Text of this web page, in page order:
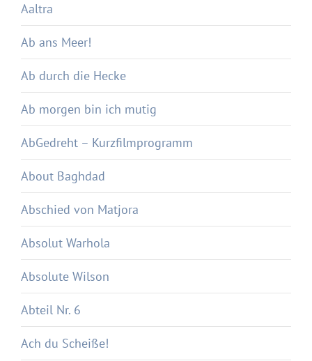
Aaltra
Ab ans Meer!
Ab durch die Hecke
Ab morgen bin ich mutig
AbGedreht – Kurzfilmprogramm
About Baghdad
Abschied von Matjora
Absolut Warhola
Absolute Wilson
Abteil Nr. 6
Ach du Scheiße!